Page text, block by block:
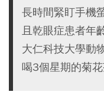
長時間緊盯手機
且乾眼症患者年
大仁科技大學動
喝3個星期的菊花